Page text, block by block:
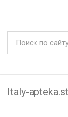
Italy-